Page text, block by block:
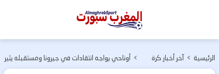
المغرب
الرئيسية > آخر أخبار كرة
> أوناحي يواجه انتقادات في جيرونا ومستقبله يثير